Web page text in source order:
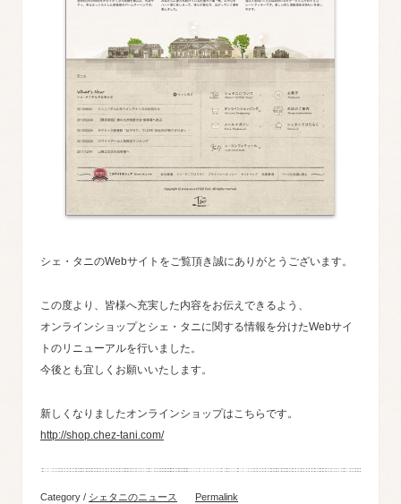
シェ・タニのWebサイトをご覧頂き誠にありがとうございます。
この度より、皆様へ充実した内容をお伝えできるよう、
オンラインショップとシェ・タニに関する情報を分けたWebサイ
トのリニューアルを行いました。
今後とも宜しくお願いいたします。
新しくなりましたオンラインショップはこちらです。
http://shop.chez-tani.com/
Category / シェタニのニュース
Permalink